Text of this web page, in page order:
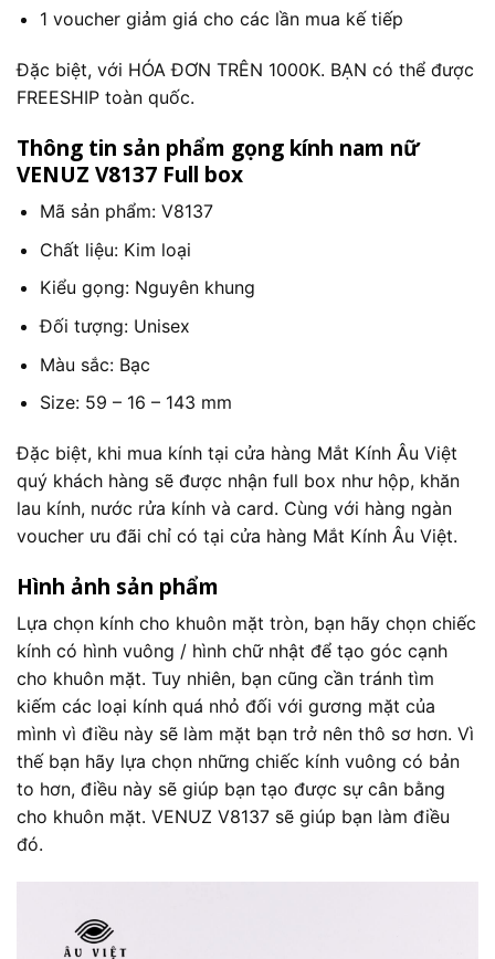
1 voucher giảm giá cho các lần mua kế tiếp
Đặc biệt, với HÓA ĐƠN TRÊN 1000K. BẠN có thể được
FREESHIP toàn quốc.
Thông tin sản phẩm gọng kính nam nữ
VENUZ V8137 Full box
Mã sản phẩm: V8137
Chất liệu: Kim loại
Kiểu gọng: Nguyên khung
Đối tượng: Unisex
Màu sắc: Bạc
Size: 59 – 16 – 143 mm
Đặc biệt, khi mua kính tại cửa hàng Mắt Kính Âu Việt
quý khách hàng sẽ được nhận full box như hộp, khăn
lau kính, nước rửa kính và card. Cùng với hàng ngàn
voucher ưu đãi chỉ có tại cửa hàng Mắt Kính Âu Việt.
Hình ảnh sản phẩm
Lựa chọn kính cho khuôn mặt tròn, bạn hãy chọn chiếc
kính có hình vuông / hình chữ nhật để tạo góc cạnh
cho khuôn mặt. Tuy nhiên, bạn cũng cần tránh tìm
kiếm các loại kính quá nhỏ đối với gương mặt của
mình vì điều này sẽ làm mặt bạn trở nên thô sơ hơn. Vì
thế bạn hãy lựa chọn những chiếc kính vuông có bản
to hơn, điều này sẽ giúp bạn tạo được sự cân bằng
cho khuôn mặt. VENUZ V8137 sẽ giúp bạn làm điều
đó.